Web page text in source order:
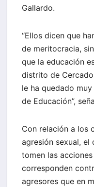
Gallardo.
“Ellos dicen que
de meritocracia,
que la educación
distrito de
le ha quedado
de Educación”,
Con relación a los
agresión sexual, el
tomen las
corresponden
agresores que en